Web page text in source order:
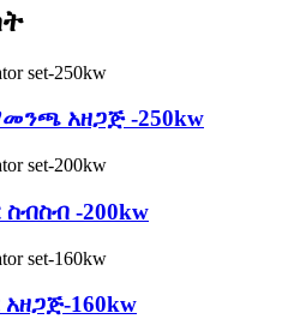
አዘጋጅ -250kw
ስብስብ -200kw
አዘጋጅ-160kw